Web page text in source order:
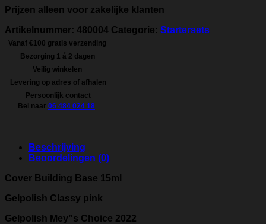
Prijzen alleen voor zakelijke klanten
Artikelnummer: 480004 Categorie: Startersets
Vanaf €100 gratis verzending
Bezorging 1 á 2 dagen
Veilig winkelen
Levering op adres of afhalen
Persoonlijk contact
Bel naar 06 484 024 18
Beschrijving
Beoordelingen (0)
Cover Building Base 15ml
Gelpolish Classy pink
Gelpolish Mey”s Choice 2022